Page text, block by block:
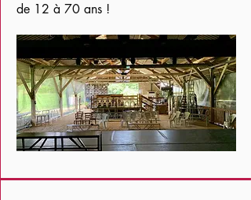
de 12 à 70 ans !